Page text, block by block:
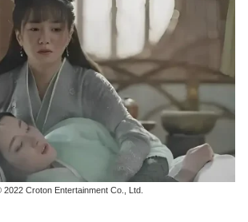
2022 Croton Entertainment Co., Ltd.